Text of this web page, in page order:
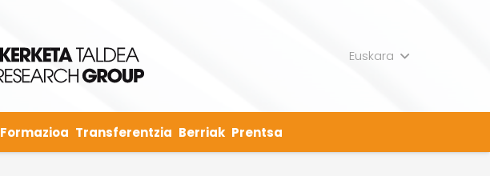
Euskara
Formazioa Transferentzia Berriak Prentsa